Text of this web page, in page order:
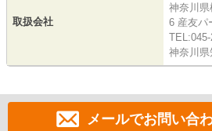
取扱会社
神奈川
6 産友パ
神奈川県
メールでお問い合